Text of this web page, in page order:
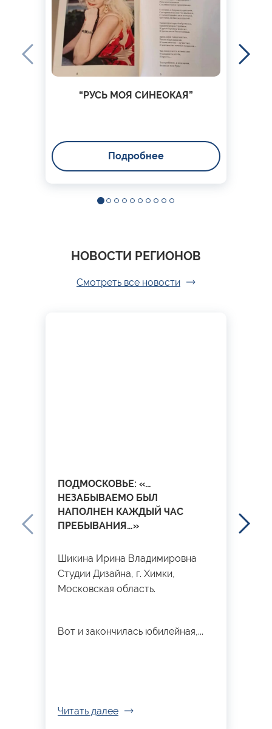
“РУСЬ МОЯ СИНЕОКАЯ”
Подробнее
НОВОСТИ РЕГИОНОВ
Смотреть все новости
ПОДМОСКОВЬЕ: «…
НЕЗАБЫВАЕМО БЫЛ
НАПОЛНЕН КАЖДЫЙ ЧАС
ПРЕБЫВАНИЯ…»
Шикина Ирина Владимировна
Студии Дизайна, г. Химки,
Московская область.
Вот и закончилась юбилейная,...
Читать далее